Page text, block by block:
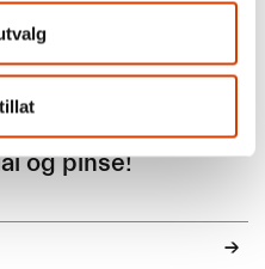
og andre pinsedag,
og pinse!